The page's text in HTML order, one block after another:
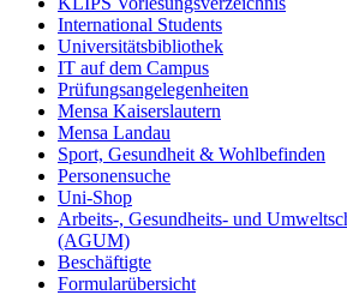
International Students
Universitätsbibliothek
IT auf dem Campus
Prüfungsangelegenheiten
Mensa Kaiserslautern
Mensa Landau
Sport, Gesundheit & Wohlbefinden
Personensuche
Uni-Shop
Arbeits-, Gesundheits- und
(AGUM)
Beschäftigte
Formularübersicht